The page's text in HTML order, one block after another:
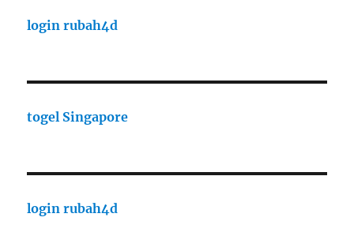
login rubah4d
togel Singapore
login rubah4d